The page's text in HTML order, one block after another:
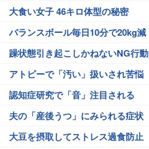
大食い女子 46キロ体型の秘密
バランスボール毎日10分で20kg減
躁状態引き起こしかねないNG行動
アトピーで「汚い」扱いされ苦悩
認知症研究で「音」注目される
夫の「産後うつ」にみられる症状
大豆を摂取してストレス過食防止